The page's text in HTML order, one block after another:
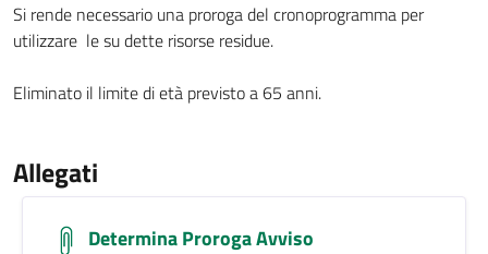
Si rende necessario una proroga del cronoprogramma per
utilizzare le su dette risorse residue.
Eliminato il limite di età previsto a 65 anni.
Allegati
Determina Proroga Avviso